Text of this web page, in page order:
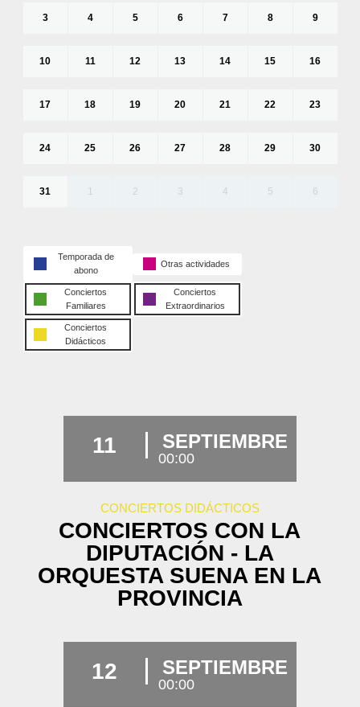
3 4 5 6 7 8 9
10 11 12 13 14 15 16
17 18 19 20 21 22 23
24 25 26 27 28 29 30
31 1 2 3 4 5 6
Temporada de
abono
Otras actividades
Conciertos
Familiares
Conciertos
Extraordinarios
Conciertos
Didácticos
11 SEPTIEMBRE
00:00
CONCIERTOS DIDÁCTICOS
CONCIERTOS CON LA
DIPUTACIÓN - LA
ORQUESTA SUENA EN LA
PROVINCIA
12 SEPTIEMBRE
00:00